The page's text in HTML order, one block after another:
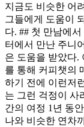
지금도 비슷한 어
그들에게 도움이
다. ## 첫 만남에
터에서 만난 주니
은 도움을 받았다.
를 통해 커피챗의
하기 전에 이런저
는 그런 걱정이 사
간의 여정 1년 동
나와 비슷한 연차